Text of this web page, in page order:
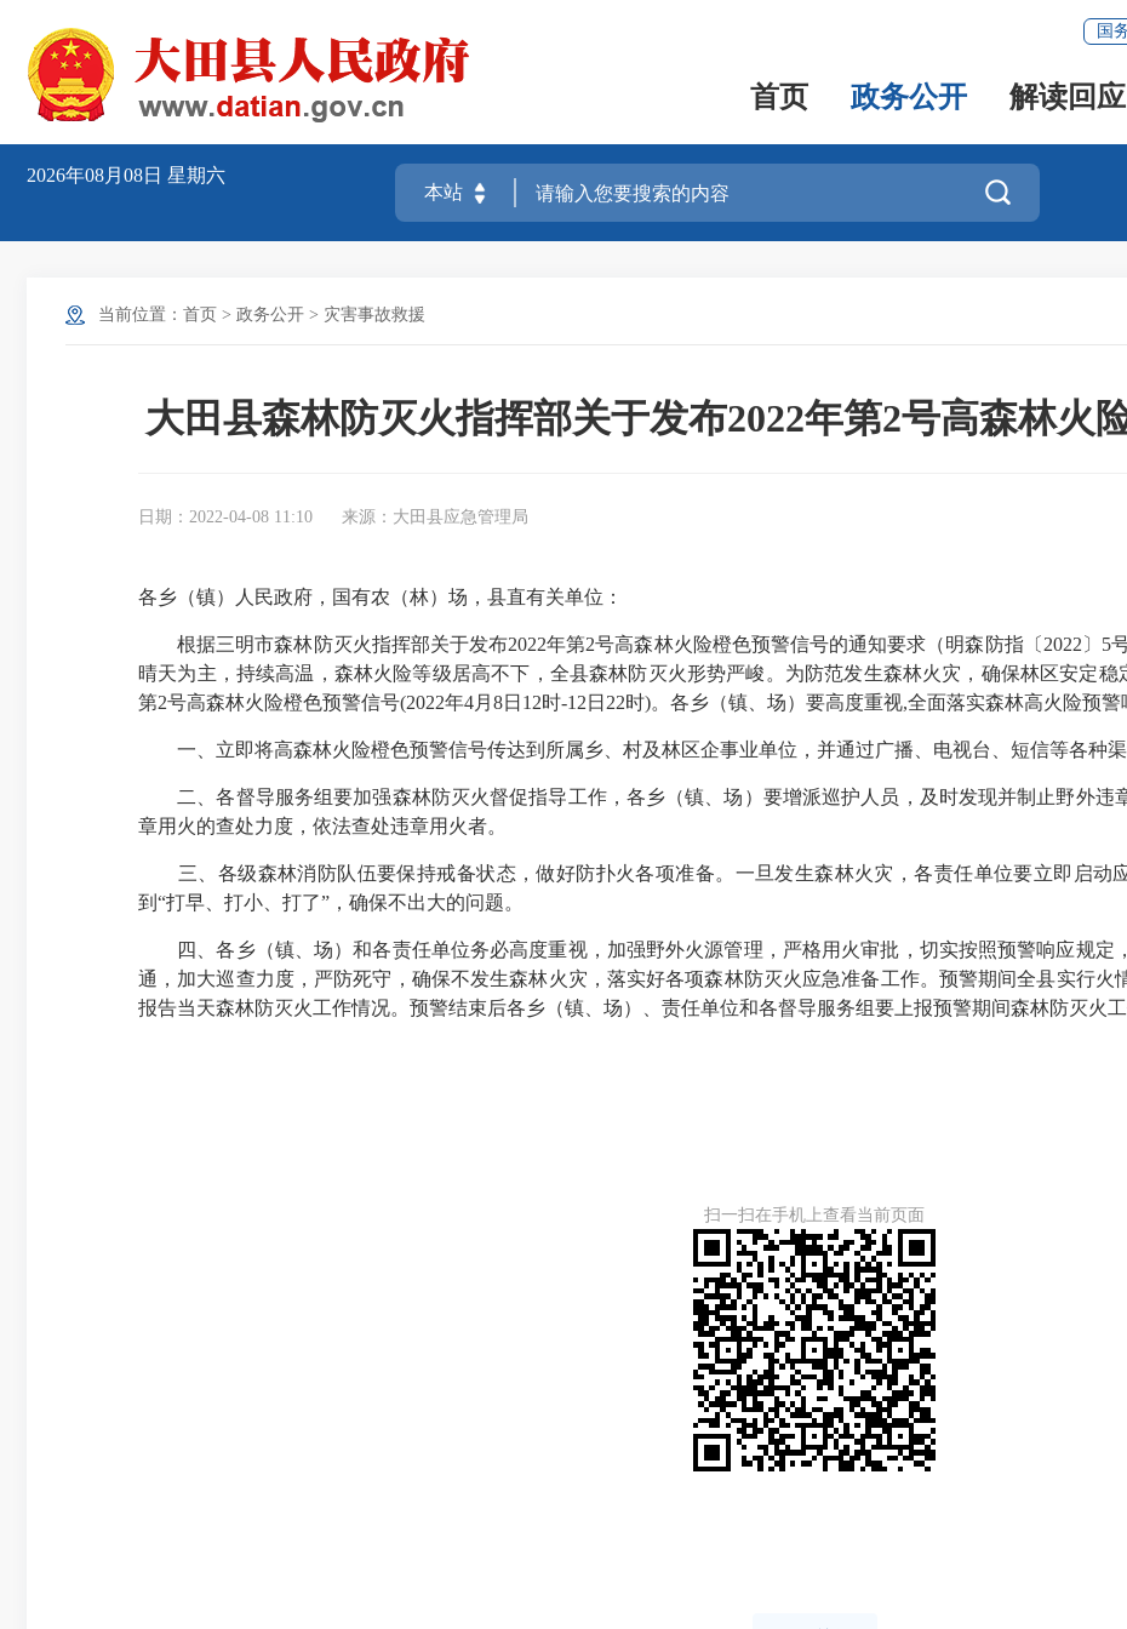
国
首页 政务公开 解读回应
2026年08月08日 星期六

当前位置： 首页 > 政务公开 > 灾害事故救援
大田县森林防灭火指挥部关于发布2022年第2号高森林火
日期：2022-04-08 11:10 来源：大田县应急管理局
各乡（镇）人民政府，国有农（林）场，县直有关单位：
根据三明市森林防灭火指挥部关于发布2022年第2号高森林火险橙色预警信号的通知要求（明森防指〔2022〕5
晴天为主，持续高温，森林火险等级居高不下，全县森林防灭火形势严峻。为防范发生森林火灾，确保林区安定
第2号高森林火险橙色预警信号(2022年4月8日12时-12日22时)。各乡（镇、场）要高度重视,全面落实森林高火险预警
一、立即将高森林火险橙色预警信号传达到所属乡、村及林区企事业单位，并通过广播、电视台、短信等各种渠
二、各督导服务组要加强森林防灭火督促指导工作，各乡（镇、场）要增派巡护人员，及时发现并制止野外违
章用火的查处力度，依法查处违章用火者。
三、各级森林消防队伍要保持戒备状态，做好防扑火各项准备。一旦发生森林火灾，各责任单位要立即启动
到“打早、打小、打了”，确保不出大的问题。
四、各乡（镇、场）和各责任单位务必高度重视，加强野外火源管理，严格用火审批，切实按照预警响应规定
通，加大巡查力度，严防死守，确保不发生森林火灾，落实好各项森林防灭火应急准备工作。预警期间全县实行火
报告当天森林防灭火工作情况。预警结束后各乡（镇、场）、责任单位和各督导服务组要上报预警期间森林防灭火工
扫一扫在手机上查看当前页面